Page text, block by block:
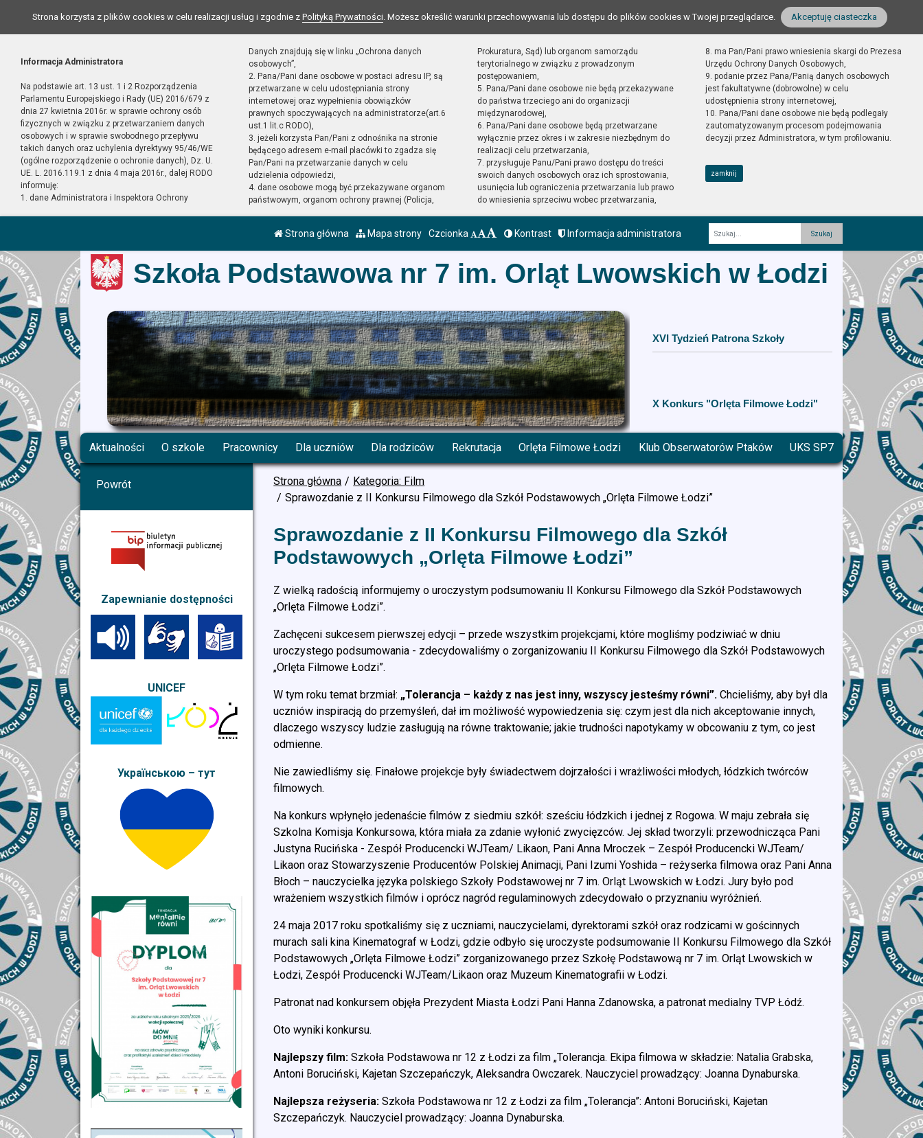
Strona korzysta z plików cookies w celu realizacji usług i zgodnie z Polityką Prywatności. Możesz określić warunki przechowywania lub dostępu do plików cookies w Twojej przeglądarce. Akceptuję ciasteczka
Informacja Administratora
Na podstawie art. 13 ust. 1 i 2 Rozporządzenia
Parlamentu Europejskiego i Rady (UE) 2016/679 z
dnia 27 kwietnia 2016r. w sprawie ochrony osób
fizycznych w związku z przetwarzaniem danych
osobowych i w sprawie swobodnego przepływu
takich danych oraz uchylenia dyrektywy 95/46/WE
(ogólne rozporządzenie o ochronie danych), Dz. U.
UE. L. 2016.119.1 z dnia 4 maja 2016r., dalej RODO
informuję:
1. dane Administratora i Inspektora Ochrony
Danych znajdują się w linku „Ochrona danych
osobowych”,
2. Pana/Pani dane osobowe w postaci adresu IP, są
przetwarzane w celu udostępniania strony
internetowej oraz wypełnienia obowiązków
prawnych spoczywających na administratorze(art.6
ust.1 lit.c RODO),
3. jeżeli korzysta Pan/Pani z odnośnika na stronie
będącego adresem e-mail placówki to zgadza się
Pan/Pani na przetwarzanie danych w celu
udzielenia odpowiedzi,
4. dane osobowe mogą być przekazywane organom
państwowym, organom ochrony prawnej (Policja,
Prokuratura, Sąd) lub organom samorządu
terytorialnego w związku z prowadzonym
postępowaniem,
5. Pana/Pani dane osobowe nie będą przekazywane
do państwa trzeciego ani do organizacji
międzynarodowej,
6. Pana/Pani dane osobowe będą przetwarzane
wyłącznie przez okres i w zakresie niezbędnym do
realizacji celu przetwarzania,
7. przysługuje Panu/Pani prawo dostępu do treści
swoich danych osobowych oraz ich sprostowania,
usunięcia lub ograniczenia przetwarzania lub prawo
do wniesienia sprzeciwu wobec przetwarzania,
8. ma Pan/Pani prawo wniesienia skargi do Prezesa
Urzędu Ochrony Danych Osobowych,
9. podanie przez Pana/Panią danych osobowych
jest fakultatywne (dobrowolne) w celu
udostępnienia strony internetowej,
10. Pana/Pani dane osobowe nie będą podlegały
zautomatyzowanym procesom podejmowania
decyzji przez Administratora, w tym profilowaniu.
zamknij
Strona główna Mapa strony Czcionka Kontrast Informacja administratora
Fraza
Szkoła Podstawowa nr 7 im. Orląt Lwowskich w Łodzi
XVI Tydzień Patrona Szkoły
X Konkurs "Orlęta Filmowe Łodzi"
Aktualności O szkole Pracownicy Dla uczniów Dla rodziców Rekrutacja Orlęta Filmowe Łodzi Klub Obserwatorów Ptaków UKS SP7
Strona główna
Kategoria: Film
Sprawozdanie z II Konkursu Filmowego dla Szkół Podstawowych „Orlęta Filmowe Łodzi”
Sprawozdanie z II Konkursu Filmowego dla Szkół
Podstawowych „Orlęta Filmowe Łodzi”
Z wielką radością informujemy o uroczystym podsumowaniu II Konkursu Filmowego dla Szkół Podstawowych
„Orlęta Filmowe Łodzi”.
Zachęceni sukcesem pierwszej edycji – przede wszystkim projekcjami, które mogliśmy podziwiać w dniu
uroczystego podsumowania - zdecydowaliśmy o zorganizowaniu II Konkursu Filmowego dla Szkół Podstawowych
„Orlęta Filmowe Łodzi”.
W tym roku temat brzmiał: „Tolerancja – każdy z nas jest inny, wszyscy jesteśmy równi”. Chcieliśmy, aby był dla
uczniów inspiracją do przemyśleń, dał im możliwość wypowiedzenia się: czym jest dla nich akceptowanie innych,
dlaczego wszyscy ludzie zasługują na równe traktowanie; jakie trudności napotykamy w obcowaniu z tym, co jest
odmienne.
Nie zawiedliśmy się. Finałowe projekcje były świadectwem dojrzałości i wrażliwości młodych, łódzkich twórców
filmowych.
Na konkurs wpłynęło jedenaście filmów z siedmiu szkół: sześciu łódzkich i jednej z Rogowa. W maju zebrała się
Szkolna Komisja Konkursowa, która miała za zdanie wyłonić zwycięzców. Jej skład tworzyli: przewodnicząca Pani
Justyna Rucińska - Zespół Producencki WJTeam/ Likaon, Pani Anna Mroczek – Zespół Producencki WJTeam/
Likaon oraz Stowarzyszenie Producentów Polskiej Animacji, Pani Izumi Yoshida – reżyserka filmowa oraz Pani Anna
Błoch – nauczycielka języka polskiego Szkoły Podstawowej nr 7 im. Orląt Lwowskich w Łodzi. Jury było pod
wrażeniem wszystkich filmów i oprócz nagród regulaminowych zdecydowało o przyznaniu wyróżnień.
24 maja 2017 roku spotkaliśmy się z uczniami, nauczycielami, dyrektorami szkół oraz rodzicami w gościnnych
murach sali kina Kinematograf w Łodzi, gdzie odbyło się uroczyste podsumowanie II Konkursu Filmowego dla Szkół
Podstawowych „Orlęta Filmowe Łodzi” zorganizowanego przez Szkołę Podstawową nr 7 im. Orląt Lwowskich w
Łodzi, Zespół Producencki WJTeam/Likaon oraz Muzeum Kinematografii w Łodzi.
Patronat nad konkursem objęła Prezydent Miasta Łodzi Pani Hanna Zdanowska, a patronat medialny TVP Łódź.
Oto wyniki konkursu.
Najlepszy film:Szkoła Podstawowa nr 12 z Łodzi za film „Tolerancja. Ekipa filmowa w składzie: Natalia Grabska,
Antoni Boruciński, Kajetan Szczepańczyk, Aleksandra Owczarek. Nauczyciel prowadzący: Joanna Dynaburska.
Najlepsza reżyseria:Szkoła Podstawowa nr 12 z Łodzi za film „Tolerancja”: Antoni Boruciński, Kajetan
Szczepańczyk. Nauczyciel prowadzący: Joanna Dynaburska.
Powrót
Zapewnianie dostępności
UNICEF
Українською – тут